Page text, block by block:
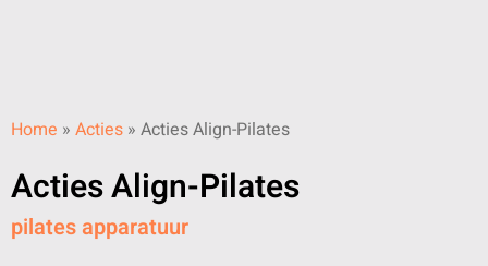
Home » Acties » Acties Align-Pilates
Acties Align-Pilates
pilates apparatuur